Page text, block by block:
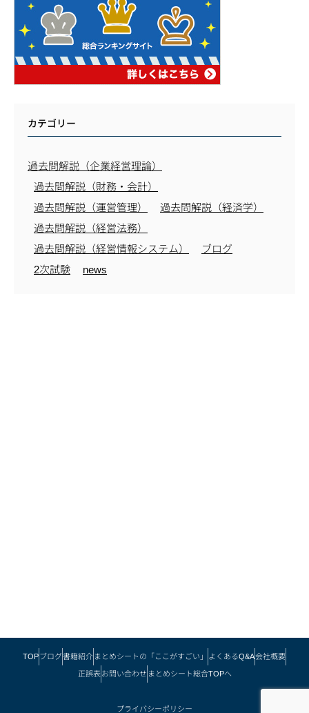
カテゴリー
過去問解説（企業経営理論）
過去問解説（財務・会計）
過去問解説（運営管理）
過去問解説（経済学）
過去問解説（経営法務）
過去問解説（経営情報システム）
ブログ
2次試験
news
TOPブログ書籍紹介 まとめシートの「ここがすごい」 よくあるQ&A会社概要
正誤表 お問い合わせ まとめシート総合TOPへ
プライバシーポリシー